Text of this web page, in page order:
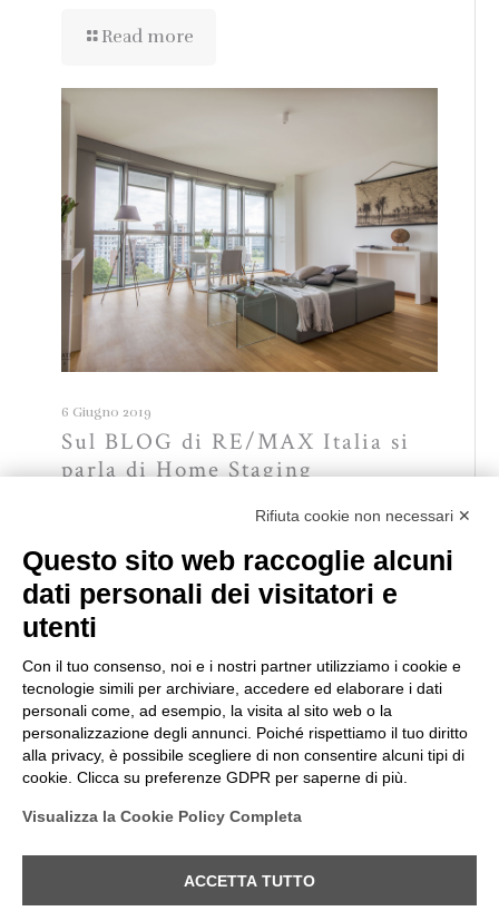
Read more
6 Giugno 2019
Sul BLOG di RE/MAX Italia si
parla di Home Staging
Comments are closed.
[otw_is
sidebar=otw-
sidebar-1]
© Laura Vimercati All Rights Reserved | P. Iva
Privacy e cookie policy
Rifiuta cookie non necessari ✕
Questo sito web raccoglie alcuni
dati personali dei visitatori e
utenti
Con il tuo consenso, noi e i nostri partner utilizziamo i cookie e
tecnologie simili per archiviare, accedere ed elaborare i dati
personali come, ad esempio, la visita al sito web o la
personalizzazione degli annunci. Poiché rispettiamo il tuo diritto
alla privacy, è possibile scegliere di non consentire alcuni tipi di
cookie. Clicca su preferenze GDPR per saperne di più.
Visualizza la Cookie Policy Completa
ACCETTA TUTTO